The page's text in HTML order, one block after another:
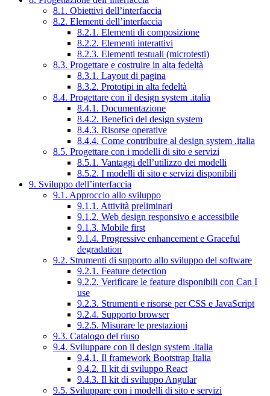
8.1. Obiettivi dell’interfaccia
8.2. Elementi dell’interfaccia
8.2.1. Elementi di composizione
8.2.2. Elementi interattivi
8.2.3. Elementi testuali (microtesti)
8.3. Progettare e costruire in alta fedeltà
8.3.1. Layout di pagina
8.3.2. Prototipi in alta fedeltà
8.4. Progettare con il design system .italia
8.4.1. Documentazione
8.4.2. Benefici del design system
8.4.3. Risorse operative
8.4.4. Come contribuire al design system .italia
8.5. Progettare con i modelli di sito e servizi
8.5.1. Vantaggi dell’utilizzo dei modelli
8.5.2. I modelli di sito e servizi disponibili
9. Sviluppo dell’interfaccia
9.1. Approccio allo sviluppo
9.1.1. Attività preliminari
9.1.2. Web design responsivo e accessibile
9.1.3. Mobile first
9.1.4. Progressive enhancement e Graceful
degradation
9.2. Strumenti di supporto allo sviluppo del software
9.2.1. Feature detection
9.2.2. Verificare le feature disponibili con Can I
use
9.2.3. Strumenti e risorse per CSS e JavaScript
9.2.4. Supporto browser
9.2.5. Misurare le prestazioni
9.3. Catalogo del riuso
9.4. Sviluppare con il design system .italia
9.4.1. Il framework Bootstrap Italia
9.4.2. Il kit di sviluppo React
9.4.3. Il kit di sviluppo Angular
9.5. Sviluppare con i modelli di sito e servizi